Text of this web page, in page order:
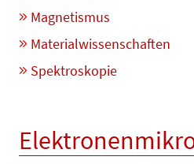
Magnetismus
Materialwissenschaften
Spektroskopie